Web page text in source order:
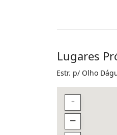
Lugares
Estr. p/ Olho